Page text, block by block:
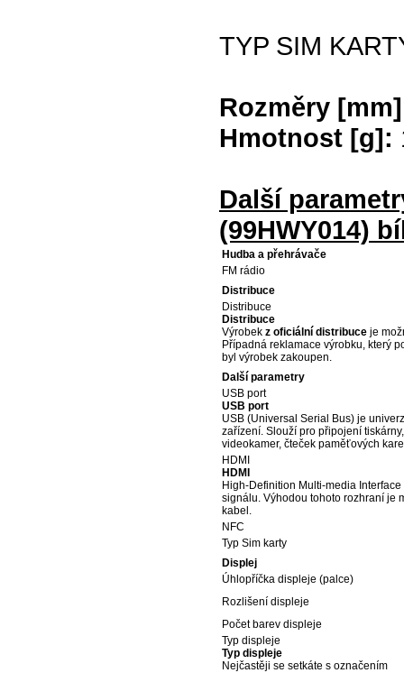
TYP SIM
Rozměry
Hmotnost [g]:
Další
(99HWY014)
Hudba a přehrávače
FM rádio
Distribuce
Distribuce
Distribuce
Výrobek z oficiální distribuce je
Případná reklamace výrobku, který
byl výrobek zakoupen.
Další parametry
USB port
USB port
USB (Universal Serial Bus) je
zařízení. Slouží pro připojení
videokamer, čteček paměťových
HDMI
HDMI
High-Definition Multi-media
signálu. Výhodou tohoto rozhraní je
kabel.
NFC
Typ Sim karty
Displej
Úhlopříčka displeje (palce)
Rozlišení displeje
Počet barev displeje
Typ displeje
Typ displeje
Nejčastěji se setkáte s označením